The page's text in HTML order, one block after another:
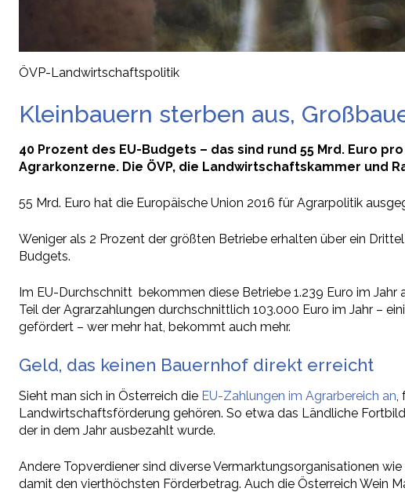
ÖVP-Landwirtschaftspolitik
Kleinbauern sterben aus,
40 Prozent des EU-Budgets – das sind rund 55 Mrd. Euro
Agrarkonzerne. Die ÖVP, die Landwirtschaftskammer und
55 Mrd. Euro hat die Europäische Union 2016 für Agrarpolitik
Weniger als 2 Prozent der größten Betriebe erhalten über ein
Budgets.
Im EU-Durchschnitt bekommen diese Betriebe 1.239 Euro im
Teil der Agrarzahlungen durchschnittlich 103.000 Euro im Jahr –
gefördert – wer mehr hat, bekommt auch mehr.
Geld, das keinen Bauernhof direkt erreicht
Sieht man sich in Österreich die EU-Zahlungen im Agrarbereich an
Landwirtschaftsförderung gehören. So etwa das Ländliche
der in dem Jahr ausbezahlt wurde.
Andere Topverdiener sind diverse Vermarktungsorganisationen
damit den vierthöchsten Förderbetrag. Auch die Österreich Wein